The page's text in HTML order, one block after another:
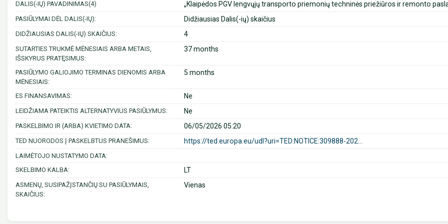
DALIS(-IŲ) PAVADINIMAS(4) „Klaipėdos PGV lengvųjų transporto priemonių techninės priežiūros ir remonto
PASIŪLYMAI DĖL DALIS(-IŲ): Didžiausias Dalis(-ių) skaičius
DIDŽIAUSIAS DALIS(-IŲ) SKAIČIUS: 4
SUTARTIES TRUKMĖ MĖNESIAIS ARBA METAIS,
IŠSKYRUS PRATĘSIMUS:
37 months
PASIŪLYMO GALIOJIMO TERMINAS DIENOMIS ARBA
MĖNESIAIS:
5 months
ES FINANSAVIMAS: Ne
LEIDŽIAMA PATEIKTIS ALTERNATYVIUS PASIŪLYMUS: Ne
PASKELBIMO IR (ARBA) KVIETIMO DATA: 06/05/2026 05:20
TED NUORODOS Į PASKELBTUS PRANEŠIMUS: https://ted.europa.eu/udl?uri=TED:NOTICE:309888-202...
LAIMĖTOJO NUSTATYMO DATA:
SKELBIMO KALBA:
LT
ASMENŲ, SUSIPAŽĮSTANČIŲ SU PASIŪLYMAIS,
SKAIČIUS:
Vienas